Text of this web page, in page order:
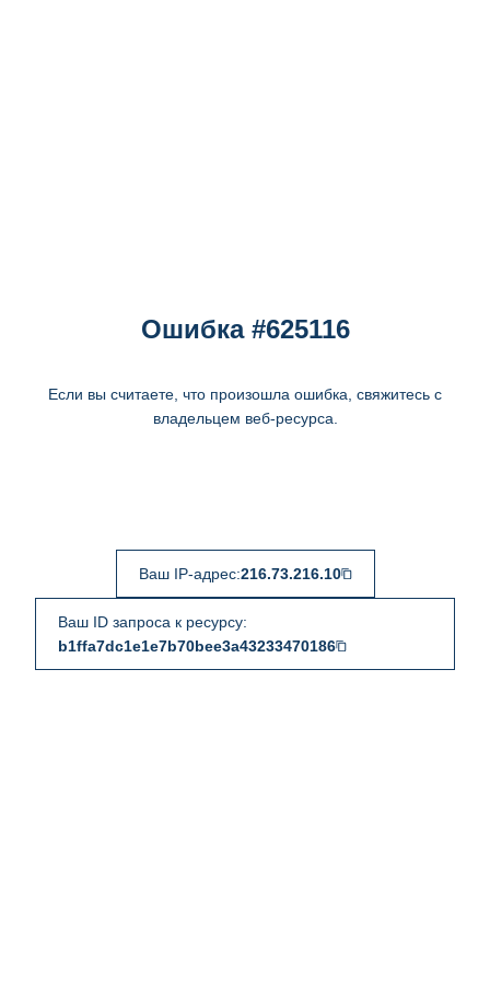
Ошибка #625116
Если вы считаете, что произошла ошибка, свяжитесь с
владельцем веб-ресурса.
Ваш IP-адрес:216.73.216.10
Ваш ID запроса к ресурсу:
b1ffa7dc1e1e7b70bee3a43233470186